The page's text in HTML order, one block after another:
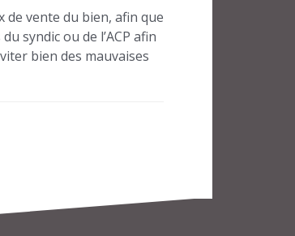
de vente du bien, afin que
syndic ou de l’ACP afin
bien des mauvaises